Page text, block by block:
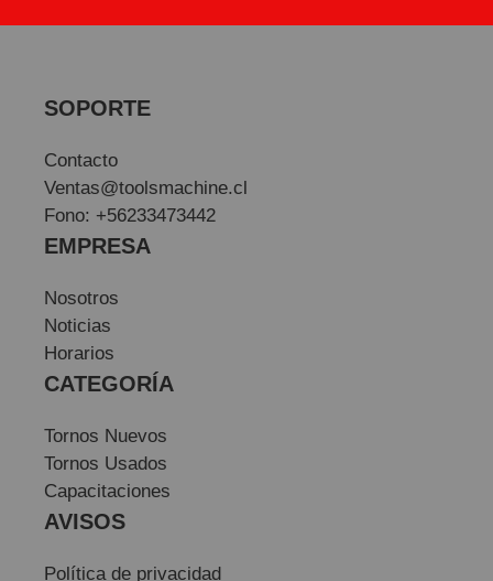
SOPORTE
Contacto
Ventas@toolsmachine.cl
Fono: +56233473442
EMPRESA
Nosotros
Noticias
Horarios
CATEGORÍA
Tornos Nuevos
Tornos Usados
Capacitaciones
AVISOS
Política de privacidad